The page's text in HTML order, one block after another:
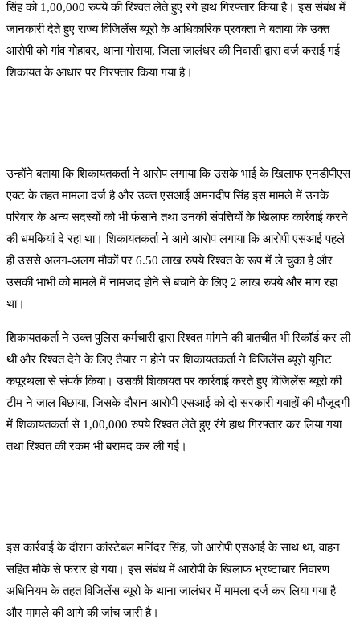
सिंह को 1,00,000 रुपये की रिश्वत लेते हुए रंगे हाथ गिरफ्तार किया है। इस संबंध में
जानकारी देते हुए राज्य विजिलेंस ब्यूरो के आधिकारिक प्रवक्ता ने बताया कि उक्त
आरोपी को गांव गोहावर, थाना गोराया, जिला जालंधर की निवासी द्वारा दर्ज कराई गई
शिकायत के आधार पर गिरफ्तार किया गया है।
उन्होंने बताया कि शिकायतकर्ता ने आरोप लगाया कि उसके भाई के खिलाफ एनडीपीएस
एक्ट के तहत मामला दर्ज है और उक्त एसआई अमनदीप सिंह इस मामले में उनके
परिवार के अन्य सदस्यों को भी फंसाने तथा उनकी संपत्तियों के खिलाफ कार्रवाई करने
की धमकियां दे रहा था। शिकायतकर्ता ने आगे आरोप लगाया कि आरोपी एसआई पहले
ही उससे अलग-अलग मौकों पर 6.50 लाख रुपये रिश्वत के रूप में ले चुका है और
उसकी भाभी को मामले में नामजद होने से बचाने के लिए 2 लाख रुपये और मांग रहा
था।
शिकायतकर्ता ने उक्त पुलिस कर्मचारी द्वारा रिश्वत मांगने की बातचीत भी रिकॉर्ड कर ली
थी और रिश्वत देने के लिए तैयार न होने पर शिकायतकर्ता ने विजिलेंस ब्यूरो यूनिट
कपूरथला से संपर्क किया। उसकी शिकायत पर कार्रवाई करते हुए विजिलेंस ब्यूरो की
टीम ने जाल बिछाया, जिसके दौरान आरोपी एसआई को दो सरकारी गवाहों की मौजूदगी
में शिकायतकर्ता से 1,00,000 रुपये रिश्वत लेते हुए रंगे हाथ गिरफ्तार कर लिया गया
तथा रिश्वत की रकम भी बरामद कर ली गई।
इस कार्रवाई के दौरान कांस्टेबल मनिंदर सिंह, जो आरोपी एसआई के साथ था, वाहन
सहित मौके से फरार हो गया। इस संबंध में आरोपी के खिलाफ भ्रष्टाचार निवारण
अधिनियम के तहत विजिलेंस ब्यूरो के थाना जालंधर में मामला दर्ज कर लिया गया है
और मामले की आगे की जांच जारी है।